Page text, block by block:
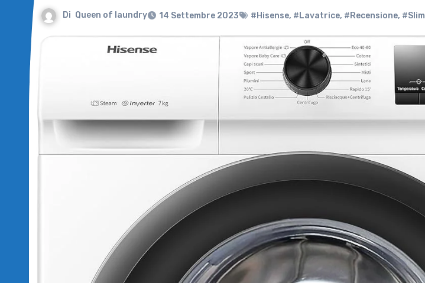
Di Queen of laundry 14 Settembre 2023 #Hisense, #Lavatrice, #Recensione, #Slim